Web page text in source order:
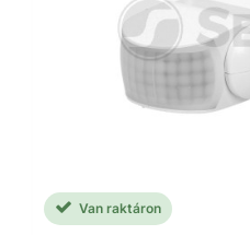
Van raktáron